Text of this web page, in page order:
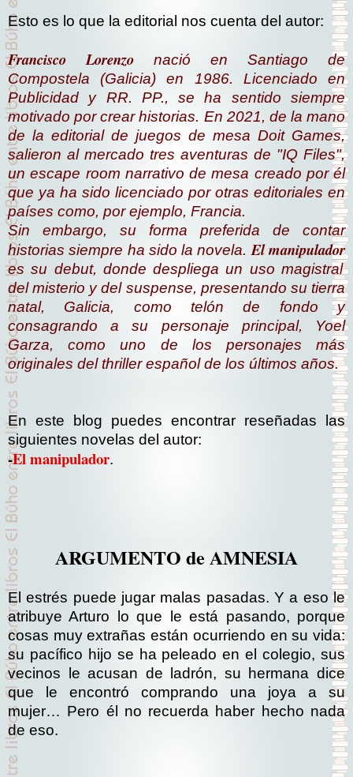
Esto es lo que la editorial nos cuenta del autor:
Francisco Lorenzo nació en Santiago de
Compostela (Galicia) en 1986. Licenciado en
Publicidad y RR. PP., se ha sentido siempre
motivado por crear historias. En 2021, de la mano
de la editorial de juegos de mesa Doit Games,
salieron al mercado tres aventuras de "IQ Files",
un escape room narrativo de mesa creado por él
que ya ha sido licenciado por otras editoriales en
países como, por ejemplo, Francia.
Sin embargo, su forma preferida de contar
historias siempre ha sido la novela. El manipulador
es su debut, donde despliega un uso magistral
del misterio y del suspense, presentando su tierra
natal, Galicia, como telón de fondo y
consagrando a su personaje principal, Yoel
Garza, como uno de los personajes más
originales del thriller español de los últimos años.
En este blog puedes encontrar reseñadas las
siguientes novelas del autor:
-El manipulador.
ARGUMENTO de AMNESIA
El estrés puede jugar malas pasadas. Y a eso le
atribuye Arturo lo que le está pasando, porque
cosas muy extrañas están ocurriendo en su vida:
su pacífico hijo se ha peleado en el colegio, sus
vecinos le acusan de ladrón, su hermana dice
que le encontró comprando una joya a su
mujer… Pero él no recuerda haber hecho nada
de eso.